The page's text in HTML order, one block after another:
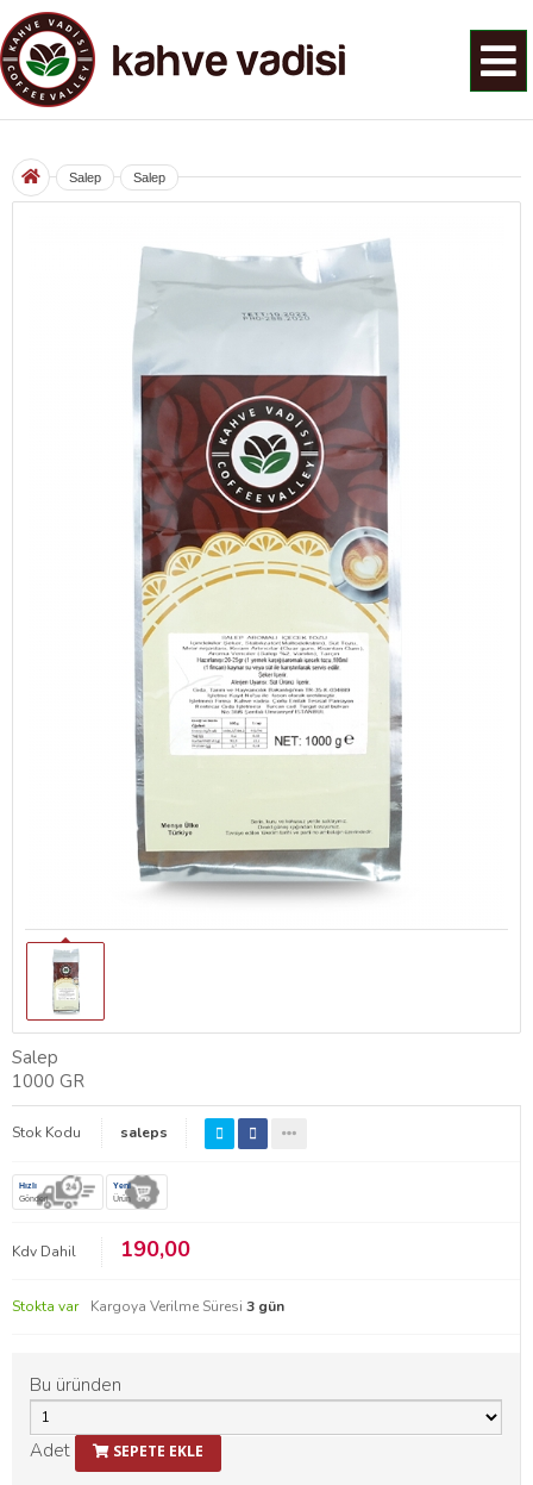
Salep Salep
Salep
1000 GR
Stok Kodu saleps
Hızlı
Gönderi
Yeni
Ürün
Kdv Dahil 190,00
Stokta var Kargoya Verilme Süresi 3 gün
Bu üründen
Adet SEPETE EKLE